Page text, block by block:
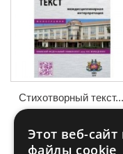
Стихотворный
В корзину
Этот веб-сайт
файлы cookie